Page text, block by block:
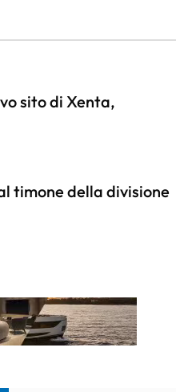
sito di Xenta,
timone della divisione